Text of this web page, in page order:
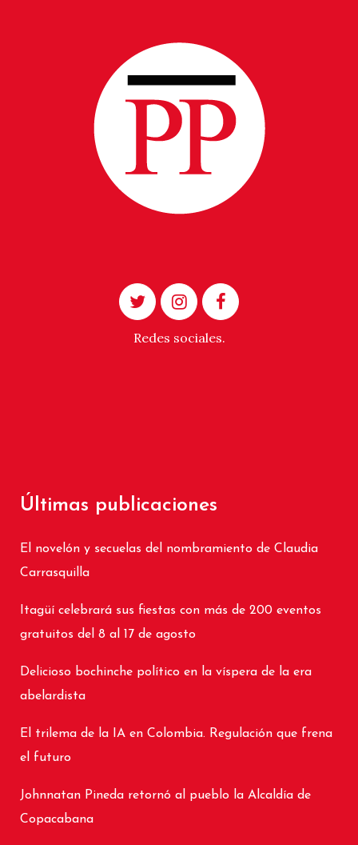
Redes sociales.
Últimas publicaciones
El novelón y secuelas del nombramiento de Claudia
Carrasquilla
Itagüí celebrará sus fiestas con más de 200 eventos
gratuitos del 8 al 17 de agosto
Delicioso bochinche político en la víspera de la era
abelardista
El trilema de la IA en Colombia. Regulación que frena
el futuro
Johnnatan Pineda retornó al pueblo la Alcaldía de
Copacabana